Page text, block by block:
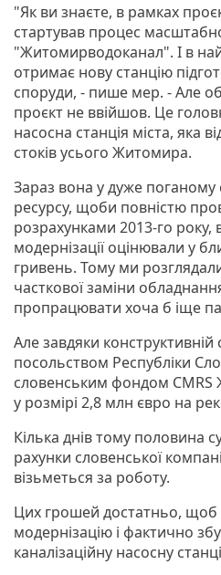
"Як ви знаєте, в рамках
стартував процес
"Житомирводоканал". І в
отримає нову станцію
споруди, - пише мер. - Але
проєкт не ввійшов. Це
насосна станція міста, яка
стоків усього Житомира.
Зараз вона у дуже поганому
ресурсу, щоби повністю
розрахунками 2013-го року,
модернізації оцінювали у
гривень. Тому ми
часткової заміни
пропрацювати хоча б іще
Але завдяки конструктивній
посольством Республіки
словенським фондом
у розмірі 2,8 млн євро на
Кілька днів тому половина
рахунки словенської
візьметься за роботу.
Цих грошей достатньо, щоб
модернізацію і фактично
каналізаційну насосну